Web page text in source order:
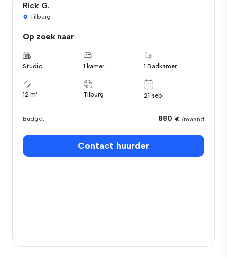
Rick G.
Tilburg
Op zoek naar
Studio 1 kamer 1 Badkamer
12 m² Tilburg 21 sep
Budget 880 € /maand
Contact huurder